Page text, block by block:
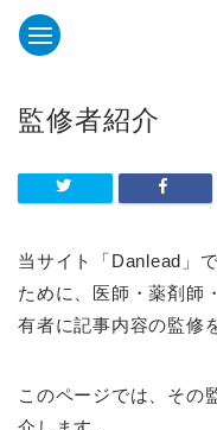
監修者紹介
当サイト「Danlead」
ために、医師・薬剤師
有者に記事内容の監修
このページでは、その